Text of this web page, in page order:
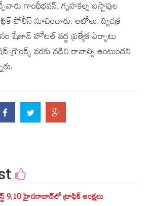
గాంధీభవన్, గృహకల్ప బస్టాపుల
పోలీస్ సూచించారు. ఆటోలు, ద్విచక్ర
హోటల్ వద్ద ప్రత్యేక ఏర్పాటు
గ్రౌండ్స్ వరకు నడిచి రావాల్సి ఉంటుందని
9,10 హైదరాబాద్‌లో ట్రాఫిక్ ఆంక్షలు